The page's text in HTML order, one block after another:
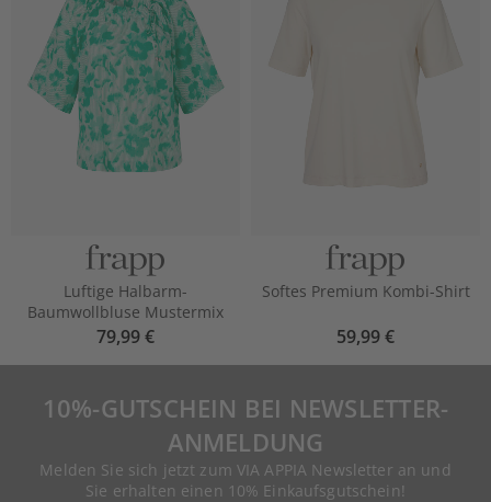
Luftige Halbarm-
Baumwollbluse Mustermix
79,99 €
Softes Premium Kombi-Shirt
59,99 €
10%-GUTSCHEIN BEI NEWSLETTER-
ANMELDUNG
Melden Sie sich jetzt zum VIA APPIA Newsletter an und
Sie erhalten einen 10% Einkaufsgutschein!